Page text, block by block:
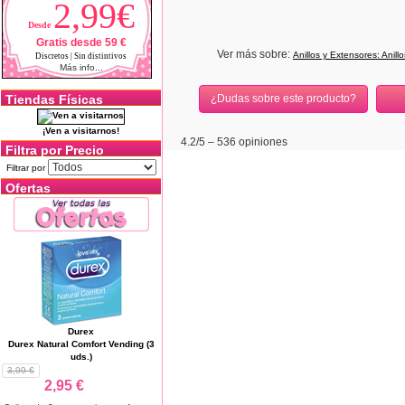
Desde 2,99€
Gratis desde 59 €
Discretos | Sin distintivos
Más info...
Tiendas Físicas
¡Ven a visitarnos!
Filtra por Precio
Filtrar por
Ofertas
Durex
Durex Natural Comfort Vending (3
uds.)
3,99 €
2,95 €
Ver más sobre: Anillos y Extensores:
¿Dudas sobre este producto?
4.2/5 – 536 opiniones